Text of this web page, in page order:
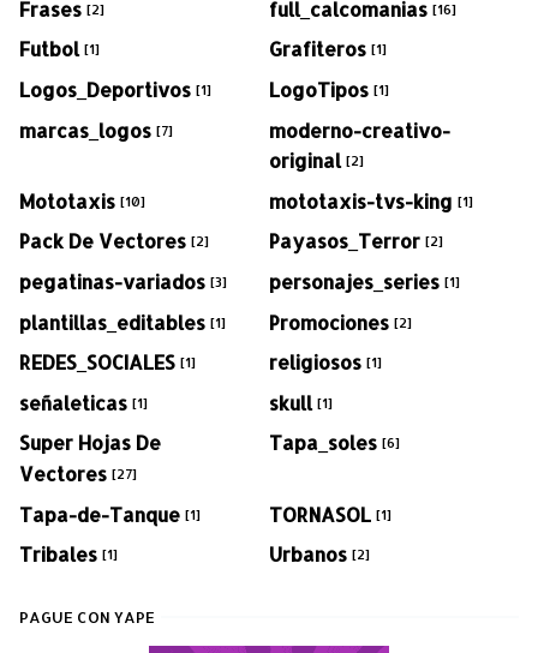
Frases [2] full_calcomanias [16]
Futbol [1] Grafiteros [1]
Logos_Deportivos [1] LogoTipos [1]
marcas_logos [7]
moderno-creativo-
original [2]
Mototaxis [10] mototaxis-tvs-king [1]
Pack De Vectores [2] Payasos_Terror [2]
pegatinas-variados [3] personajes_series [1]
plantillas_editables [1] Promociones [2]
REDES_SOCIALES [1] religiosos [1]
señaleticas [1] skull [1]
Super Hojas De
Vectores [27]
Tapa_soles [6]
Tapa-de-Tanque [1] TORNASOL [1]
Tribales [1] Urbanos [2]
PAGUE CON YAPE